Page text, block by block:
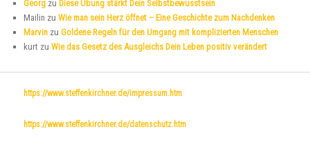
Georg zuDiese Übung stärkt Dein Selbstbewusstsein
Mailin zuWie man sein Herz öffnet – Eine Geschichte zum Nachdenken
Marvin zuGoldene Regeln für den Umgang mit komplizierten Menschen
kurt zuWie das Gesetz des Ausgleichs Dein Leben positiv verändert
https://www.steffenkirchner.de/impressum.htm
https://www.steffenkirchner.de/datenschutz.htm